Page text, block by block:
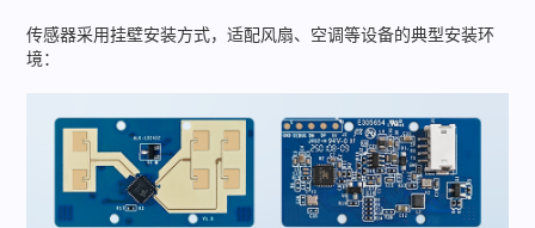
传感器采用挂壁安装方式，适配风扇、空调等设备的典型安装环
境：